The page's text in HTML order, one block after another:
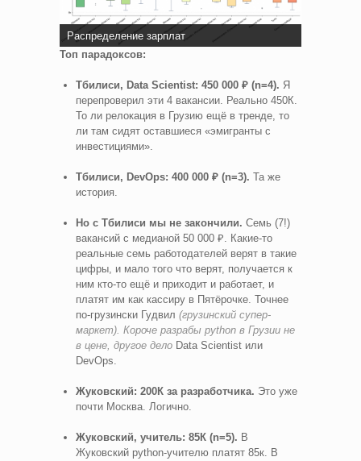
Распределение зарплат
Топ парадоксов:
Тбилиси, Data Scientist: 450 000 ₽ (n=4). Я
перепроверил эти 4 вакансии. Реально 450К.
То ли релокация в Грузию ещё в тренде, то
ли там сидят оставшиеся «эмигранты с
инвестициями».
Тбилиси, DevOps: 400 000 ₽ (n=3). Та же
история.
Но с Тбилиси мы не закончили. Семь (7!)
вакансий с медианой 50 000 ₽. Какие-то
реальные семь работодателей верят в такие
цифры, и мало того что верят, получается к
ним кто-то ещё и приходит и работает, и
платят им как кассиру в Пятёрочке. Точнее
по-грузински Гудвил (грузинский супер-
маркет). Короче разрабы python в Грузии не
в цене, другое дело Data Scientist или
DevOps.
Жуковский: 200К за разработчика. Это уже
почти Москва. Логично.
Жуковский, учитель: 85К (n=5). В
Жуковский python-учителю платят 85к. В